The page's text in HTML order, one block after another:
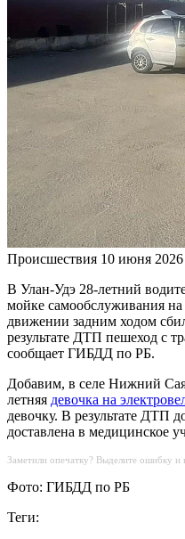
Происшествия 10 июня 2026
В Улан-Удэ 28-летний
мойке самообслуживания
движении задним ходом
результате ДТП пешеход с
сообщает ГИБДД по РБ.
Добавим, в селе Нижний
летняя девочка на
девочку. В результате ДТП
доставлена в медицинское
Заметили опечатку? Выделите ошибку
Фото: ГИБДД по РБ
Теги: